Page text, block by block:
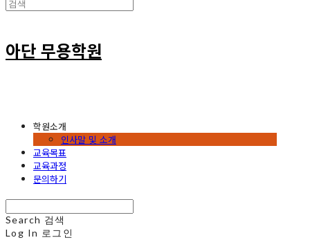
아단 무용학원
학원소개
인사말 및 소개
교육목표
교육과정
문의하기
Search 검색
Log In 로그인